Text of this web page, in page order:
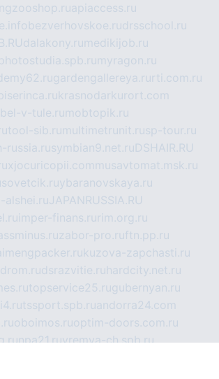
apiaccess.ru
bezverhovskoe.rudrsschool.ru
dalakony.ru medikijob.ru
photostudia.spb.ru myragon.ru
gardengallereya.ru rti.com.ru
krasnodarkurort.com
v-tule.ru mobtopik.ru
tool-sib.ru multimetrunit.rusp-tour.ru
russia.rusymbian9.net.ruDSHAIR.RU
xjocuricopii.com musavtomat.msk.ru
sovetcik.ruybaranovskaya.ru
alshei.ruJAPANRUSSIA.RU
imper-finans.ru rim.org.ru
zabor-pro.ruftn.pp.ru
kuzova-zapchasti.ru
dsrazvitie.ru hardcity.net.ru
topservice25.rugubernyan.ru
ii4.rutssport.spb.ruandorra24.com
oboimos.ruoptim-doors.com.ru
npa21.ruvremya-ch.spb.ru